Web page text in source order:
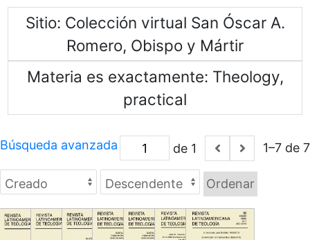
Sitio Colección virtual San Óscar A.
Romero, Obispo y Mártir
Materia es exactamente Theology,
practical
de 1 1–7 de 7
Búsqueda avanzada
Ordenar